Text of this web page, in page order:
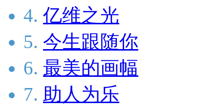
4. 亿维之光
5. 今生跟随你
6. 最美的画幅
7. 助人为乐